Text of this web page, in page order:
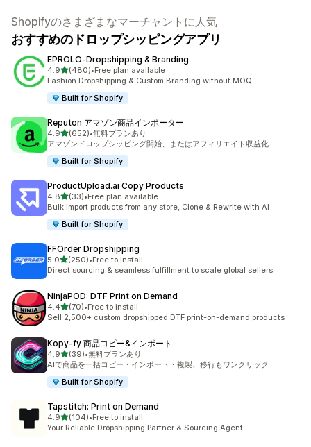
Shopifyのさまざまなマーチャントに人気
おすすめのドロップシッピングアプリ
EPROLO‑Dropshipping & Branding
4.95つ星中
(480)
合計レビュー数：480件
•Free plan available
Fashion Dropshipping & Custom Branding without MOQ
Built for Shopify
Reputon アマゾン商品インポーター
4.95つ星中
(652)
合計レビュー数：652件
•無料プランあり
アマゾンドロップシッピング開始、またはアフィリエイト収益化
Built for Shopify
ProductUpload.ai Copy Products
4.85つ星中
(33)
合計レビュー数：33件
•Free plan available
Bulk import products from any store, Clone & Rewrite with AI
Built for Shopify
FFOrder Dropshipping
5.05つ星中
(250)
合計レビュー数：250件
•Free to install
Direct sourcing & seamless fulfillment to scale global sellers
NinjaPOD: DTF Print on Demand
4.45つ星中
(70)
合計レビュー数：70件
•Free to install
Sell 2,500+ custom dropshipped DTF print-on-demand products
Kopy‑fy 商品コピー&インポート
4.95つ星中
(39)
合計レビュー数：39件
•無料プランあり
AIで商品を一括コピー・インポート・複製、移行もワンクリック
Built for Shopify
Tapstitch: Print on Demand
4.95つ星中
(104)
合計レビュー数：104件
•Free to install
Your Reliable Dropshipping Partner & Sourcing Agent